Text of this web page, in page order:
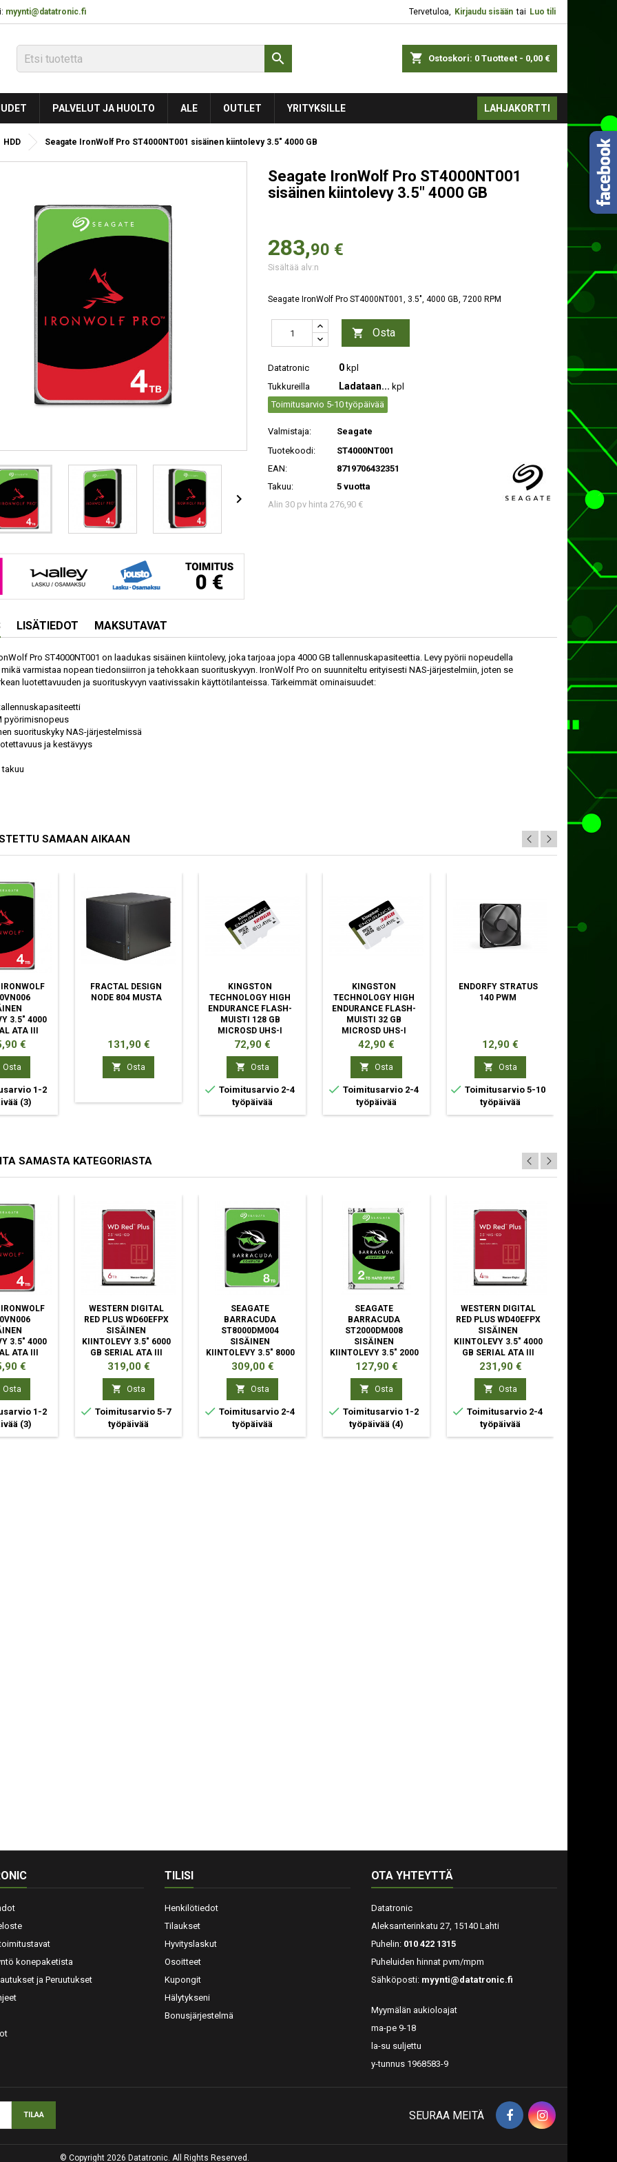
myynti@datatronic.fi Tervetuloa, Kirjaudu sisään tai Luo tili
shopping_cart Ostoskori: 0 Tuotteet - 0,00 €

PALVELUT JA HUOLTO ALE OUTLET YRITYKSILLE LAHJAKORTTI
HDD Seagate IronWolf Pro ST4000NT001 sisäinen kiintolevy 3.5" 4000 GB

Seagate IronWolf Pro ST4000NT001
sisäinen kiintolevy 3.5" 4000 GB
283,90 €
Sisältää alv:n
Seagate IronWolf Pro ST4000NT001, 3.5", 4000 GB, 7200 RPM
 Osta
Datatronic 0 kpl
Tukkureilla
Ladataan... kpl
Toimitusarvio 5-10 työpäivää
Valmistaja:
Seagate
Tuotekoodi:
ST4000NT001
EAN:
8719706432351
Takuu:
5 vuotta
Alin 30 pv hinta 276,90 €
LISÄTIEDOT MAKSUTAVAT
Pro ST4000NT001 on laadukas sisäinen kiintolevy, joka tarjoaa jopa 4000 GB tallennuskapasiteettia. Levy pyörii nopeudella
mikä varmistaa nopean tiedonsiirron ja tehokkaan suorituskyvyn. IronWolf Pro on suunniteltu erityisesti NAS-järjestelmiin, joten se
luotettavuuden ja suorituskyvyn vaativissakin käyttötilanteissa. Tärkeimmät ominaisuudet:
pyörimisnopeus
suorituskyky NAS-järjestelmissä
ja kestävyys
takuu
SAMAAN AIKAAN
3.5" 4000
ATA III
€
Osta
1-2
(3)
FRACTAL DESIGN
NODE 804 MUSTA
Hinta
131,90 €
 Osta
KINGSTON
TECHNOLOGY HIGH
ENDURANCE FLASH-
MUISTI 128 GB
MICROSD UHS-I
LUOKKA 10
Hinta
72,90 €
 Osta
 Toimitusarvio 2-4
työpäivää
KINGSTON
TECHNOLOGY HIGH
ENDURANCE FLASH-
MUISTI 32 GB
MICROSD UHS-I
LUOKKA 10
Hinta
42,90 €
 Osta
 Toimitusarvio 2-4
työpäivää
ENDORFY STRATUS
140 PWM
Hinta
12,90 €
 Osta
 Toimitusarvio 5-10
työpäivää
SAMASTA KATEGORIASTA
3.5" 4000
ATA III
€
Osta
1-2
(3)
WESTERN DIGITAL
RED PLUS WD60EFPX
SISÄINEN
KIINTOLEVY 3.5" 6000
GB SERIAL ATA III
Hinta
319,00 €
 Osta
 Toimitusarvio 5-7
työpäivää
SEAGATE
BARRACUDA
ST8000DM004
SISÄINEN
KIINTOLEVY 3.5" 8000
GB SERIAL ATA III
Hinta
309,00 €
 Osta
 Toimitusarvio 2-4
työpäivää
SEAGATE
BARRACUDA
ST2000DM008
SISÄINEN
KIINTOLEVY 3.5" 2000
GB SERIAL ATA III
Hinta
127,90 €
 Osta
 Toimitusarvio 1-2
työpäivää (4)
WESTERN DIGITAL
RED PLUS WD40EFPX
SISÄINEN
KIINTOLEVY 3.5" 4000
GB SERIAL ATA III
Hinta
231,90 €
 Osta
 Toimitusarvio 2-4
työpäivää
konepaketista
ja Peruutukset
TILISI
Henkilötiedot
Tilaukset
Hyvityslaskut
Osoitteet
Kupongit
Hälytykseni
Bonusjärjestelmä
OTA YHTEYTTÄ
Datatronic
Aleksanterinkatu 27, 15140 Lahti
Puhelin: 010 422 1315
Puheluiden hinnat pvm/mpm
Sähköposti: myynti@datatronic.fi
Myymälän aukioloajat
ma-pe 9-18
la-su suljettu
y-tunnus 1968583-9
SEURAA MEITÄ
© Copyright 2026 Datatronic. All Rights Reserved.